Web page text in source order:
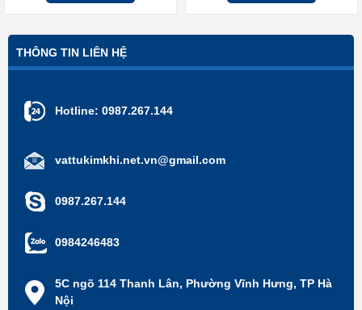
THÔNG TIN LIÊN HỆ
Hotline: 0987.267.144
vattukimkhi.net.vn@gmail.com
0987.267.144
0984246483
5C ngõ 114 Thanh Lân, Phường Vĩnh Hưng, TP Hà
Nội